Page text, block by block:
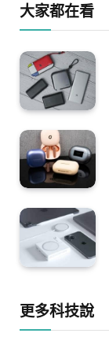
大家都在看
更多科技說